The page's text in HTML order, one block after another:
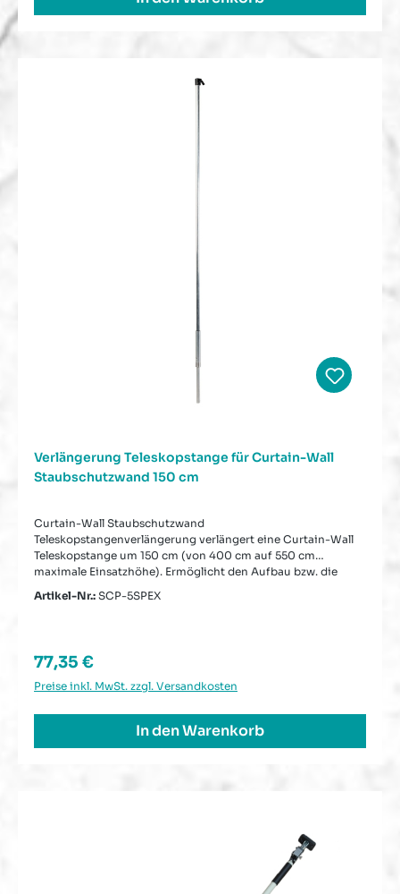
Verlängerung Teleskopstange für Curtain-Wall
Staubschutzwand 150 cm
Curtain-Wall Staubschutzwand
Teleskopstangenverlängerung verlängert eine Curtain-Wall
Teleskopstange um 150 cm (von 400 cm auf 550 cm
maximale Einsatzhöhe). Ermöglicht den Aufbau bzw. die
m. Die Verl
Artikel-Nr.: SCP-5SPEX
Regulärer Preis:
77,35 €
Preise inkl. MwSt. zzgl. Versandkosten
In den Warenkorb